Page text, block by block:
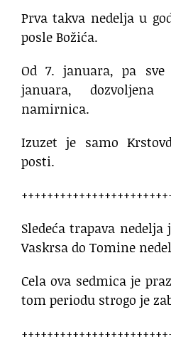
Prva takva nedelja u
posle Božića.
Od 7. januara, pa sve
januara,
namirnica.
Izuzet je samo
posti.
Sledeća trapava
Vaskrsa do Tomine
Cela ova sedmica je
tom periodu strogo je